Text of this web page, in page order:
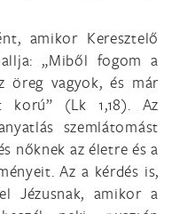
amikor Keresztelő
„Miből fogom a
öreg vagyok, és már
korú” (Lk 1,18). Az
szemlátomást
nőknek az életre és a
Az a kérdés is,
Jézusnak, amikor a